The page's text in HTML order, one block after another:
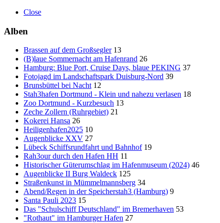
Close
Alben
Brassen auf dem Großsegler 13
(B)laue Sommernacht am Hafenrand 26
Hamburg: Blue Port, Cruise Days, blaue PEKING 37
Fotojagd im Landschaftspark Duisburg-Nord 39
Brunsbüttel bei Nacht 12
Stah3hafen Dortmund - Klein und nahezu verlasen 18
Zoo Dortmund - Kurzbesuch 13
Zeche Zollern (Ruhrgebiet) 21
Kokerei Hansa 26
Heiligenhafen2025 10
Augenblicke XXV 27
Lübeck Schiffsrundfahrt und Bahnhof 19
Rah3our durch den Hafen HH 11
Historischer Güterumschlag im Hafenmuseum (2024) 46
Augenblicke II Burg Waldeck 125
Straßenkunst in Mümmelmannsberg 34
Abend/Regen in der Speicherstah3 (Hamburg) 9
Santa Pauli 2023 15
Das "Schulschiff Deutschland" im Bremerhaven 53
"Rothaut" im Hamburger Hafen 27